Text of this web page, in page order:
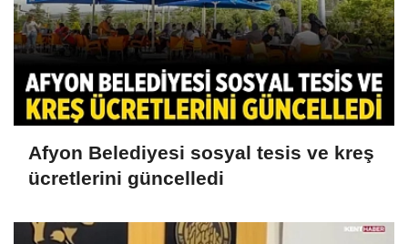
Afyon Belediyesi sosyal tesis ve kreş
ücretlerini güncelledi